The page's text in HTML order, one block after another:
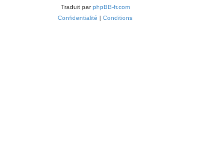
Traduit parphpBB-fr.com
Confidentialité | Conditions